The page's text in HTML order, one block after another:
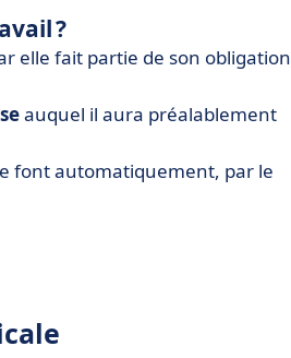
?
elle fait partie de son obligation
auquel il aura préalablement
font automatiquement, par le